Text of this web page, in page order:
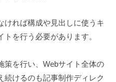
ければ構成や見出しに使うキ
を行う必要があります。
策を行い、Webサイト全体の
続けるのも記事制作ディレク